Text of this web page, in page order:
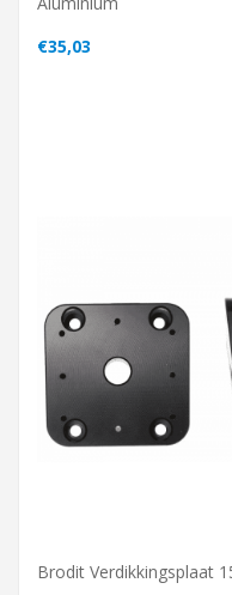
€35,03
Brodit Verdikkingsplaat